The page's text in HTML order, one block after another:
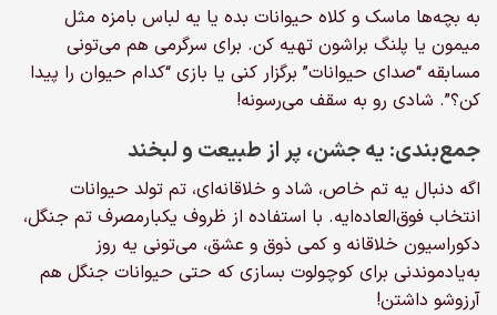
به بچه‌ها ماسک و کلاه حیوانات بده یا یه لباس بامزه مثل
میمون یا پلنگ براشون تهیه کن. برای سرگرمی هم می‌تونی
مسابقه “صدای حیوانات” برگزار کنی یا بازی “کدام حیوان را پیدا
کن؟”. شادی رو به سقف می‌رسونه!
جمع‌بندی: یه جشن، پر از طبیعت و لبخند
اگه دنبال یه تم خاص، شاد و خلاقانه‌ای، تم تولد حیوانات
انتخاب فوق‌العاده‌ایه. با استفاده از ظروف یکبارمصرف تم جنگل،
دکوراسیون خلاقانه و کمی ذوق و عشق، می‌تونی یه روز
به‌یادموندنی برای کوچولوت بسازی که حتی حیوانات جنگل هم
آرزوشو داشتن!